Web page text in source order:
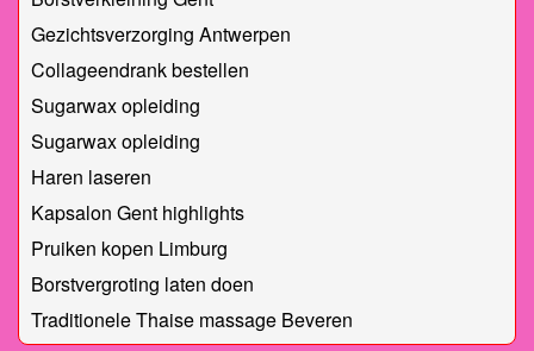
Gezichtsverzorging Antwerpen
Collageendrank bestellen
Sugarwax opleiding
Sugarwax opleiding
Haren laseren
Kapsalon Gent highlights
Pruiken kopen Limburg
Borstvergroting laten doen
Traditionele Thaise massage Beveren